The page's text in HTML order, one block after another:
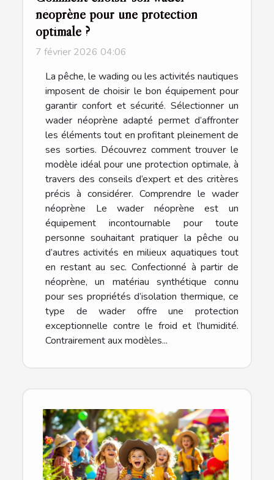
néoprène pour une protection
optimale ?
7 février 2026 04:06
La pêche, le wading ou les activités nautiques
imposent de choisir le bon équipement pour
garantir confort et sécurité. Sélectionner un
wader néoprène adapté permet d’affronter
les éléments tout en profitant pleinement de
ses sorties. Découvrez comment trouver le
modèle idéal pour une protection optimale, à
travers des conseils d’expert et des critères
précis à considérer. Comprendre le wader
néoprène Le wader néoprène est un
équipement incontournable pour toute
personne souhaitant pratiquer la pêche ou
d’autres activités en milieux aquatiques tout
en restant au sec. Confectionné à partir de
néoprène, un matériau synthétique connu
pour ses propriétés d’isolation thermique, ce
type de wader offre une protection
exceptionnelle contre le froid et l’humidité.
Contrairement aux modèles...